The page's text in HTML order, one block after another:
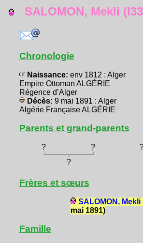
SALOMON, Mekli
Chronologie
Naissance: env 1812 : Alger
Empire Ottoman ALGÉRIE
Régence d’Alger
Décès: 9 mai 1891 : Alger
Algérie Française ALGÉRIE
Parents et grand-parents
? ?
?
Frères et sœurs
SALOMON, Mekli
mai 1891)
Famille